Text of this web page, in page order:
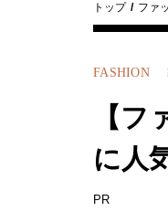
トップ ファ
FASHION
【
に人
PR